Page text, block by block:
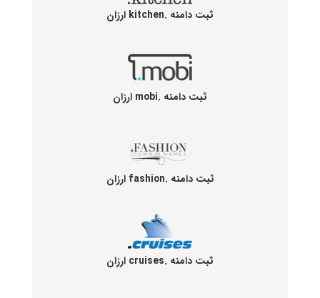
ثبت دامنه .kitchen ارزان
ثبت دامنه .mobi ارزان
ثبت دامنه .fashion ارزان
ثبت دامنه .cruises ارزان